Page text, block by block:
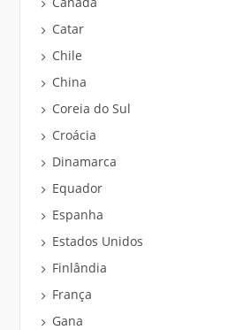
Catar
Chile
China
Coreia do Sul
Croácia
Dinamarca
Equador
Espanha
Estados Unidos
Finlândia
França
Gana